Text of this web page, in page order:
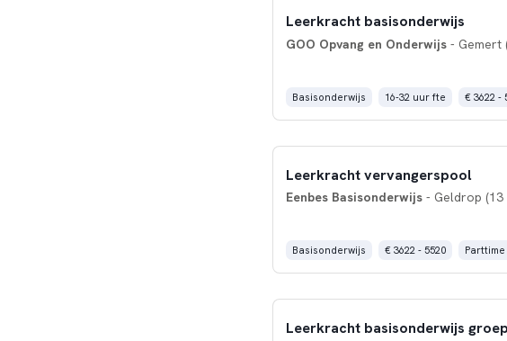
Leerkracht basisonderwijs
GOO Opvang en Onderwijs- Gemert
Basisonderwijs 16-32 uur fte € 3622 -
Leerkracht vervangerspool
Eenbes Basisonderwijs- Geldrop (13
Basisonderwijs € 3622 - 5520
Leerkracht basisonderwijs